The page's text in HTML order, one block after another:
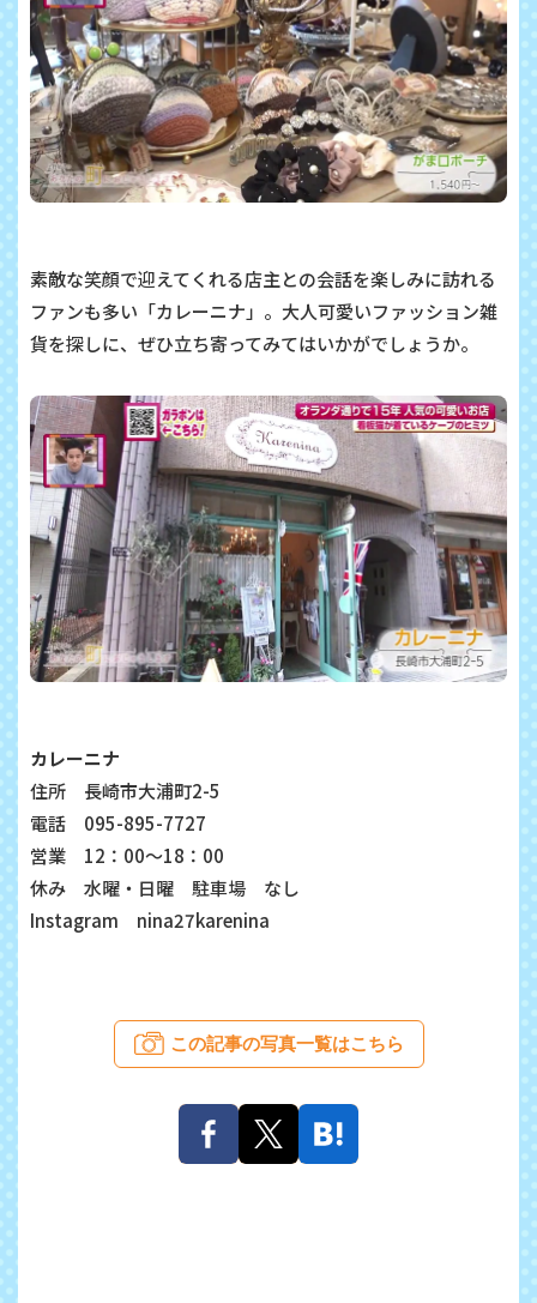
素敵な笑顔で迎えてくれる店主との会話を楽しみに訪れる
ファンも多い「カレーニナ」。大人可愛いファッション雑
貨を探しに、ぜひ立ち寄ってみてはいかがでしょうか。
カレーニナ
住所 長崎市大浦町2-5
電話 095-895-7727
営業 12：00～18：00
休み 水曜・日曜 駐車場 なし
Instagram nina27karenina
この記事の写真一覧はこちら